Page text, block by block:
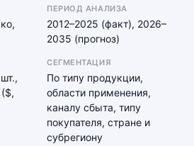
ПЕРИОД АНАЛИЗА
2012–2025 (факт), 2026–
2035 (прогноз)
СЕГМЕНТАЦИЯ
По типу продукции,
области применения,
каналу сбыта, типу
покупателя, стране и
субрегиону